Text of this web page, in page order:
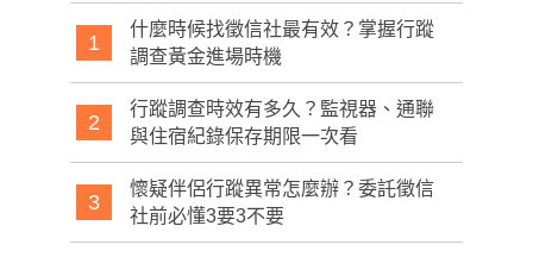
1
什麼時候找徵信社最有效？掌握行蹤
調查黃金進場時機
2
行蹤調查時效有多久？監視器、通聯
與住宿紀錄保存期限一次看
3
懷疑伴侶行蹤異常怎麼辦？委託徵信
社前必懂3要3不要